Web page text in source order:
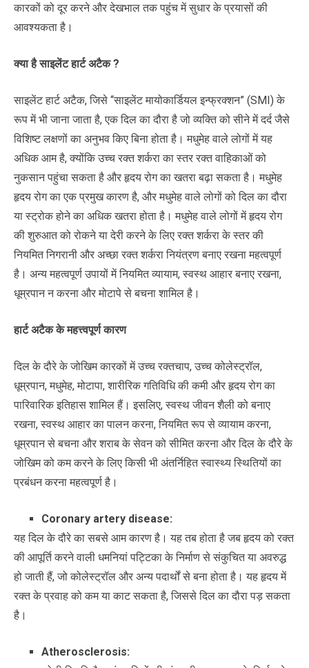
कारकों को दूर करने और देखभाल तक पहुंच में सुधार के प्रयासों की
आवश्यकता है।
क्या है साइलेंट हार्ट अटैक ?
साइलेंट हार्ट अटैक, जिसे “साइलेंट मायोकार्डियल इन्फ्रक्शन” (SMI) के
रूप में भी जाना जाता है, एक दिल का दौरा है जो व्यक्ति को सीने में दर्द जैसे
विशिष्ट लक्षणों का अनुभव किए बिना होता है। मधुमेह वाले लोगों में यह
अधिक आम है, क्योंकि उच्च रक्त शर्करा का स्तर रक्त वाहिकाओं को
नुकसान पहुंचा सकता है और हृदय रोग का खतरा बढ़ा सकता है। मधुमेह
हृदय रोग का एक प्रमुख कारण है, और मधुमेह वाले लोगों को दिल का दौरा
या स्ट्रोक होने का अधिक खतरा होता है। मधुमेह वाले लोगों में हृदय रोग
की शुरुआत को रोकने या देरी करने के लिए रक्त शर्करा के स्तर की
नियमित निगरानी और अच्छा रक्त शर्करा नियंत्रण बनाए रखना महत्वपूर्ण
है। अन्य महत्वपूर्ण उपायों में नियमित व्यायाम, स्वस्थ आहार बनाए रखना,
धूम्रपान न करना और मोटापे से बचना शामिल है।
हार्ट अटैक के महत्त्वपूर्ण कारण
दिल के दौरे के जोखिम कारकों में उच्च रक्तचाप, उच्च कोलेस्ट्रॉल,
धूम्रपान, मधुमेह, मोटापा, शारीरिक गतिविधि की कमी और हृदय रोग का
पारिवारिक इतिहास शामिल हैं। इसलिए, स्वस्थ जीवन शैली को बनाए
रखना, स्वस्थ आहार का पालन करना, नियमित रूप से व्यायाम करना,
धूम्रपान से बचना और शराब के सेवन को सीमित करना और दिल के दौरे के
जोखिम को कम करने के लिए किसी भी अंतर्निहित स्वास्थ्य स्थितियों का
प्रबंधन करना महत्वपूर्ण है।
Coronary artery disease:
यह दिल के दौरे का सबसे आम कारण है। यह तब होता है जब हृदय को रक्त
की आपूर्ति करने वाली धमनियां पट्टिका के निर्माण से संकुचित या अवरुद्ध
हो जाती हैं, जो कोलेस्ट्रॉल और अन्य पदार्थों से बना होता है। यह हृदय में
रक्त के प्रवाह को कम या काट सकता है, जिससे दिल का दौरा पड़ सकता
है।
Atherosclerosis: